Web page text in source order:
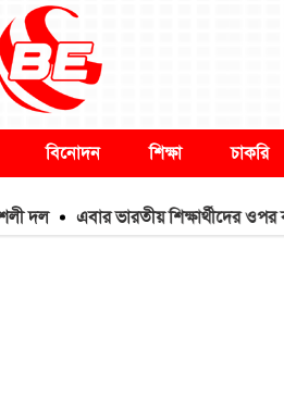
বিনোদন শিক্ষা চাকরি
এবার ভারতীয় শিক্ষার্থীদের ওপর কঠোর